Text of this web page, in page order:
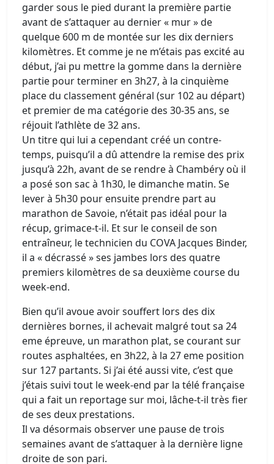
garder sous le pied durant la première partie
avant de s’attaquer au dernier « mur » de
quelque 600 m de montée sur les dix derniers
kilomètres. Et comme je ne m’étais pas excité au
début, j’ai pu mettre la gomme dans la dernière
partie pour terminer en 3h27, à la cinquième
place du classement général (sur 102 au départ)
et premier de ma catégorie des 30-35 ans, se
réjouit l’athlète de 32 ans.
Un titre qui lui a cependant créé un contre-
temps, puisqu’il a dû attendre la remise des prix
jusqu’à 22h, avant de se rendre à Chambéry où il
a posé son sac à 1h30, le dimanche matin. Se
lever à 5h30 pour ensuite prendre part au
marathon de Savoie, n’était pas idéal pour la
récup, grimace-t-il. Et sur le conseil de son
entraîneur, le technicien du COVA Jacques Binder,
il a « décrassé » ses jambes lors des quatre
premiers kilomètres de sa deuxième course du
week-end.
Bien qu’il avoue avoir souffert lors des dix
dernières bornes, il achevait malgré tout sa 24
eme épreuve, un marathon plat, se courant sur
routes asphaltées, en 3h22, à la 27 eme position
sur 127 partants. Si j’ai été aussi vite, c’est que
j’étais suivi tout le week-end par la télé française
qui a fait un reportage sur moi, lâche-t-il très fier
de ses deux prestations.
Il va désormais observer une pause de trois
semaines avant de s’attaquer à la dernière ligne
droite de son pari.